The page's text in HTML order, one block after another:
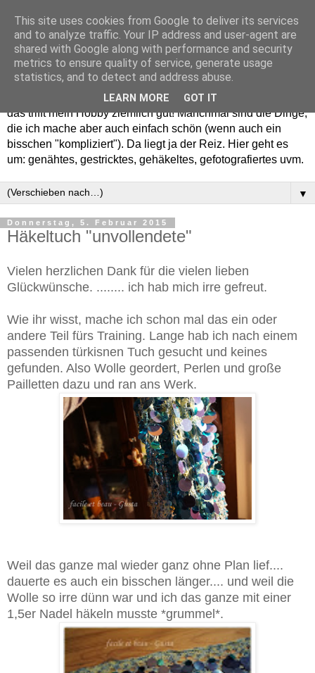
Willkommen in meinem "Wohnzimmer". Einfach und schön -
das trifft mein Hobby ziemlich gut! Manchmal sind die Dinge,
die ich mache aber auch einfach schön (wenn auch ein
bisschen "kompliziert"). Da liegt ja der Reiz. Hier geht es
um: genähtes, gestricktes, gehäkeltes, gefotografiertes uvm.
▼
Donnerstag, 5. Februar 2015
Häkeltuch "unvollendete"
Vielen herzlichen Dank für die vielen lieben
Glückwünsche. ........ ich hab mich irre gefreut.
Wie ihr wisst, mache ich schon mal das ein oder
andere Teil fürs Training. Lange hab ich nach einem
passenden türkisnen Tuch gesucht und keines
gefunden. Also Wolle geordert, Perlen und große
Pailletten dazu und ran ans Werk.
Weil das ganze mal wieder ganz ohne Plan lief....
dauerte es auch ein bisschen länger.... und weil die
Wolle so irre dünn war und ich das ganze mit einer
1,5er Nadel häkeln musste *grummel*.
This site uses cookies from Google to deliver its services
and to analyze traffic. Your IP address and user-agent are
shared with Google along with performance and security
metrics to ensure quality of service, generate usage
statistics, and to detect and address abuse.
LEARN MORE GOT IT